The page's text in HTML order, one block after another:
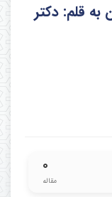
به قلم: دکتر
۰
مقاله